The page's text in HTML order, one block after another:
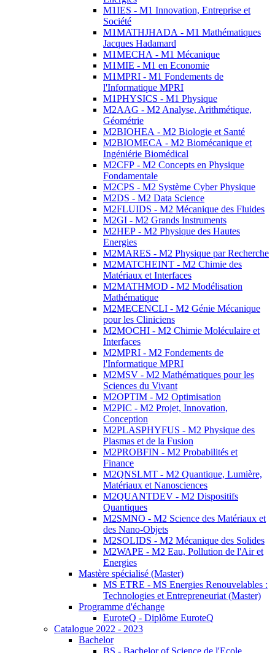
M1IES - M1 Innovation, Entreprise et
Société
M1MATHJHADA - M1 Mathématiques
Jacques Hadamard
M1MECHA - M1 Mécanique
M1MIE - M1 en Economie
M1MPRI - M1 Fondements de
l'Informatique MPRI
M1PHYSICS - M1 Physique
M2AAG - M2 Analyse, Arithmétique,
Géométrie
M2BIOHEA - M2 Biologie et Santé
M2BIOMECA - M2 Biomécanique et
Ingéniérie Biomédical
M2CFP - M2 Concepts en Physique
Fondamentale
M2CPS - M2 Système Cyber Physique
M2DS - M2 Data Science
M2FLUIDS - M2 Mécanique des Fluides
M2GI - M2 Grands Instruments
M2HEP - M2 Physique des Hautes
Energies
M2MARES - M2 Physique par Recherche
M2MATCHEINT - M2 Chimie des
Matériaux et Interfaces
M2MATHMOD - M2 Modélisation
Mathématique
M2MECENCLI - M2 Génie Mécanique
pour les Cliniciens
M2MOCHI - M2 Chimie Moléculaire et
Interfaces
M2MPRI - M2 Fondements de
l'Informatique MPRI
M2MSV - M2 Mathématiques pour les
Sciences du Vivant
M2OPTIM - M2 Optimisation
M2PIC - M2 Projet, Innovation,
Conception
M2PLASPHYFUS - M2 Physique des
Plasmas et de la Fusion
M2PROBFIN - M2 Probabilités et
Finance
M2QNSLMT - M2 Quantique, Lumière,
Matériaux et Nanosciences
M2QUANTDEV - M2 Dispositifs
Quantiques
M2SMNO - M2 Science des Matériaux et
des Nano-Objets
M2SOLIDS - M2 Mécanique des Solides
M2WAPE - M2 Eau, Pollution de l'Air et
Energies
Mastère spécialisé (Master)
MS ETRE - MS Energies Renouvelables :
Technologies et Entrepreneuriat (Master)
Programme d'échange
EuroteQ - Diplôme EuroteQ
Catalogue 2022 - 2023
Bachelor
BS - Bachelor of Science de l'Ecole